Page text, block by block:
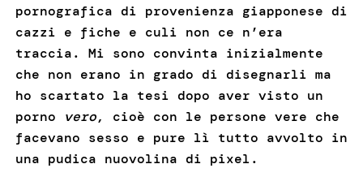
pornografica di provenienza giapponese di
cazzi e fiche e culi non ce n’era
traccia. Mi sono convinta inizialmente
che non erano in grado di disegnarli ma
ho scartato la tesi dopo aver visto un
porno
vero, cioè con le persone vere che
facevano sesso e pure lì tutto avvolto in
una pudica nuovolina di pixel.